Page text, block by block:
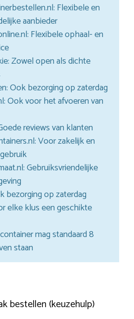
Flexibele en
aanbieder
Flexibele ophaal- en
Zowel open als dichte
Ook bezorging op zaterdag
Ook voor het afvoeren van
reviews van klanten
Voor zakelijk en
Gebruiksvriendelijke
bezorging op zaterdag
elke klus een geschikte
mag standaard 8
staan
bestellen (keuzehulp)